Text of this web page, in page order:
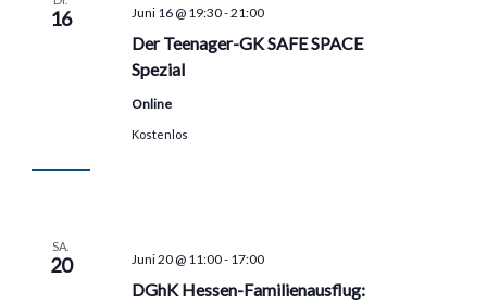
16
Der Teenager-GK SAFE SPACE
Spezial
Juni 16 @ 19:30-21:00
Online
Kostenlos
SA.
20
DGhK Hessen-Familienausflug:
Juni 20 @ 11:00- 17:00